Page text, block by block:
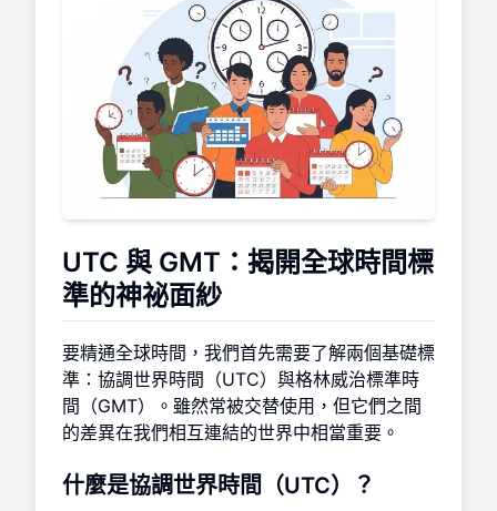
UTC 與 GMT：揭開全球時間標
準的神祕面紗
要精通全球時間，我們首先需要了解兩個基礎標
準：協調世界時間（UTC）與格林威治標準時
間（GMT）。雖然常被交替使用，但它們之間
的差異在我們相互連結的世界中相當重要。
什麼是協調世界時間（UTC）？